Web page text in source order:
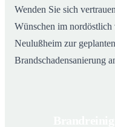
Wenden Sie sich
Wünschen im nordöstlich
Neulußheim zur
Brandschadensanierung